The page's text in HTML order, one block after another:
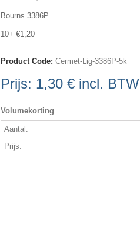
Bourns 3386P
10+ €1,20
Product Code: Cermet-Lig-3386P-5k
Prijs: 1,30 € incl. BTW
Volumekorting
Aantal:
Prijs: